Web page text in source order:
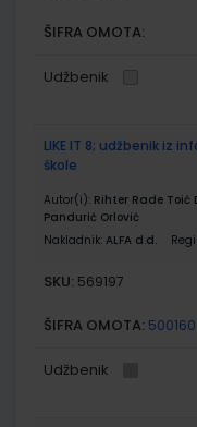
ŠIFRA OMOTA:
Udžbenik
LIKE IT 8; udžbenik iz
škole
Autor(i): Rihter Rade Toić
Pandurić Orlović
Nakladnik: ALFA d.d.
SKU: 569197
ŠIFRA OMOTA: 500160
Udžbenik